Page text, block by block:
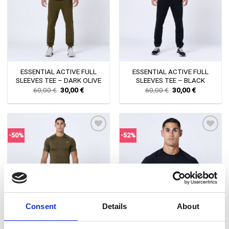
Consent Details About
ESSENTIAL ACTIVE FULL
SLEEVES TEE – DARK OLIVE
60,00€ Original
price
was:
30,00€Current
is:
ESSENTIAL ACTIVE FULL
SLEEVES TEE – BLACK
60,00€ Original
price
was:
30,00€Current
is:
-50%
Πρόσθήκη
στην λίστα
-52%
Πρόσθήκη
στην λίστα
επιθυμιών